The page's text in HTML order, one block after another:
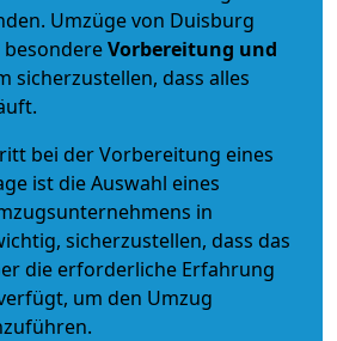
Umzüge von Duisburg
Vorbereitung und
sicherzustellen, dass alles
bei der Vorbereitung eines
ist die Auswahl eines
in
sicherzustellen, dass das
die erforderliche Erfahrung
um den Umzug